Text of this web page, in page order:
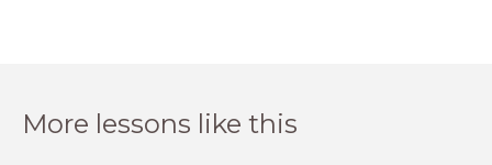
More lessons like this